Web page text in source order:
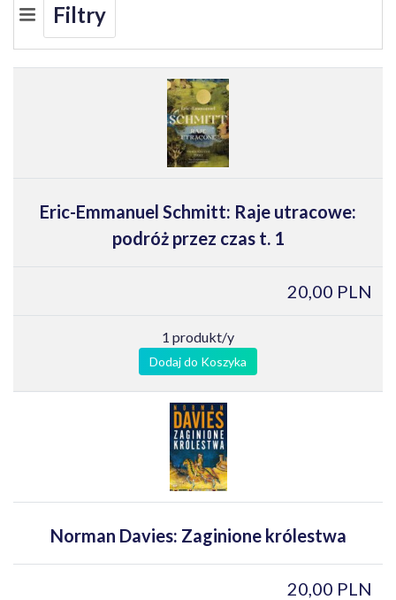
Filtry
Eric-Emmanuel Schmitt: Raje utracowe:
podróż przez czas t. 1
20,00 PLN
1 produkt/y
Dodaj do Koszyka
Norman Davies: Zaginione królestwa
20,00 PLN